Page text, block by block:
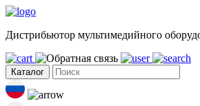
Дистрибьютор мультимедийного
Каталог